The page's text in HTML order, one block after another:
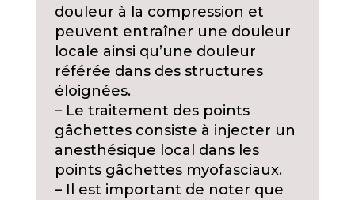
douleur à la compression et
peuvent entraîner une douleur
locale ainsi qu’une douleur
référée dans des structures
éloignées.
– Le traitement des points
gâchettes consiste à injecter un
anesthésique local dans les
points gâchettes myofasciaux.
– Il est important de noter que